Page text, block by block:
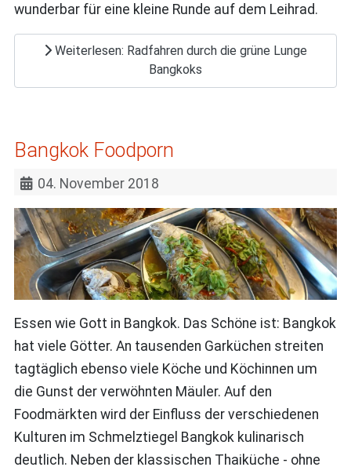
wunderbar für eine kleine Runde auf dem Leihrad.
Weiterlesen: Radfahren durch die grüne Lunge
Bangkoks
Bangkok Foodporn
04. November 2018
Essen wie Gott in Bangkok. Das Schöne ist: Bangkok
hat viele Götter. An tausenden Garküchen streiten
tagtäglich ebenso viele Köche und Köchinnen um
die Gunst der verwöhnten Mäuler. Auf den
Foodmärkten wird der Einfluss der verschiedenen
Kulturen im Schmelztiegel Bangkok kulinarisch
deutlich. Neben der klassischen Thaiküche - ohne